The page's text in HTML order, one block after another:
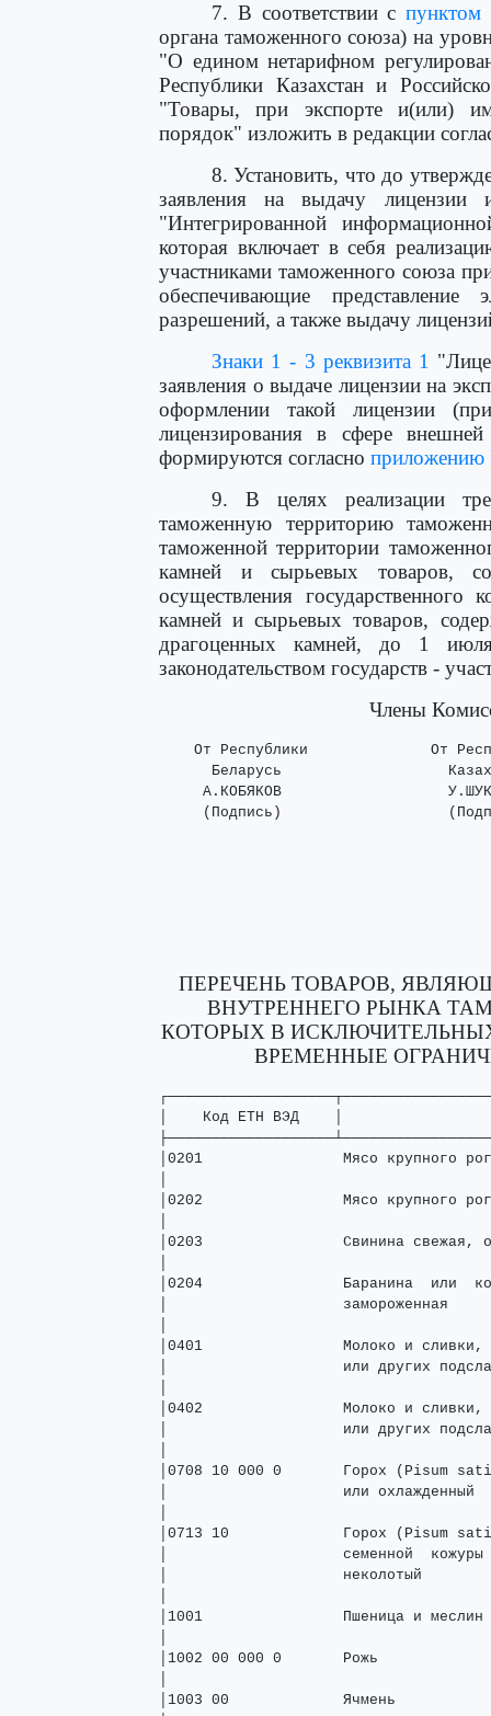
7. В соответствии спунктом
органа таможенного союза) на
"О едином нетарифном
Республики Казахстан и
"Товары, при экспорте и(или)
порядок" изложить в редакции
8. Установить, что до
заявления на выдачу лицензии
"Интегрированной
которая включает в себя
участниками таможенного союза
обеспечивающие
разрешений, а также выдачу
Знаки 1 - 3 реквизита 1
заявления о выдаче лицензии на
оформлении такой лицензии
лицензирования в сфере
формируются согласно приложению
9. В целях реализации
таможенную территорию
таможенной территории
камней и сырьевых товаров,
осуществления государственного
камней и сырьевых товаров,
драгоценных камней, до 1 июля
законодательством государств -
Члены
От Республики              От
Беларусь
А.КОБЯКОВ
(Подпись)
ПЕРЕЧЕНЬ ТОВАРОВ,
ВНУТРЕННЕГО РЫНКА
КОТОРЫХ В
ВРЕМЕННЫЕ
┌───────────────────┬─────────────────────────────────────────────────────┐
│    Код ЕТН ВЭД    │                 Наименование товара                 │
├───────────────────┴─────────────────────────────────────────────────────┤
│0201                Мясо крупного рогатого скота, свежее или охлажденное │
│                                                                         │
│0202                Мясо крупного рогатого скота, замороженное           │
│                                                                         │
│0203                Свинина свежая, охлажденная или замороженная         │
│                                                                         │
│0204                Баранина  или  козлятина  свежая,   охлажденная   или│
│                    замороженная                                         │
│                                                                         │
│0401                Молоко и сливки, несгущенные и без добавления  сахара│
│                    или других подслащивающих веществ                    │
│                                                                         │
│0402                Молоко и сливки, сгущенные или с  добавлением  сахара│
│                    или других подслащивающих веществ                    │
│                                                                         │
│0708 10 000 0       Горох (Pisum sativum) лущеный или  нелущеный,  свежий│
│                    или охлажденный                                      │
│                                                                         │
│0713 10             Горох (Pisum sativum) сушеный лущеный,  очищенный  от│
│                    семенной  кожуры   или   неочищенный,   колотый   или│
│                    неколотый                                            │
│                                                                         │
│1001                Пшеница и меслин                                     │
│                                                                         │
│1002 00 000 0       Рожь                                                 │
│                                                                         │
│1003 00             Ячмень                                               │
│                                                                         │
│1004 00 000 0       Овес                                                 │
│                                                                         │
│1005                Кукуруза                                             │
│                                                                         │
│1006                Рис                                                  │
│                                                                         │
│1008 10 000         Гречиха                                              │
│                                                                         │
│1008 20 000         Просо                                                │
│                                                                         │
│1101 00             Мука пшеничная или пшенично-ржаная                   │
│                                                                         │
│1102 10 000 0       Мука ржаная                                          │
│                                                                         │
│1102 20             Мука кукурузная                                      │
│                                                                         │
│1102 90 100 0       Мука ячменная                                        │
│                                                                         │
│1102 90 300 0       Мука овсяная                                         │
│                                                                         │
│1103                Крупа, мука грубого помола и гранулы из зерна злаков │
│                                                                         │
│1104                Зерно   злаков,   обработанное   другими    способами│
│                    (например,  шелушеное,  плющеное,  переработанное   в│
│                    хлопья, обрушенное,  в  виде  сечки  или  дробленое),│
│                    кроме риса  товарной  позиции  1006;  зародыши  зерна│
│                    злаков, целые, плющеные, в виде хлопьев или молотые  │
│                                                                         │
│1105                Мука  тонкого  и  грубого  помола,  порошок,  хлопья,│
│                    гранулы картофельные                                 │
│                                                                         │
│1106 10 000 0       Мука тонкого и грубого помола и порошок  из  сушеного│
│                    гороха                                               │
│                                                                         │
│1201 00             Соевые бобы, дробленые или недробленые               │
│